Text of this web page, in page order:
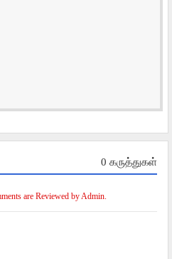
0 கருத்துகள்
are Reviewed by Admin.